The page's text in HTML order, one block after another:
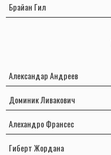
Брайан Гил
Александар Андреев
Доминик Ливакович
Алехандро Франсес
Гиберт Жордана